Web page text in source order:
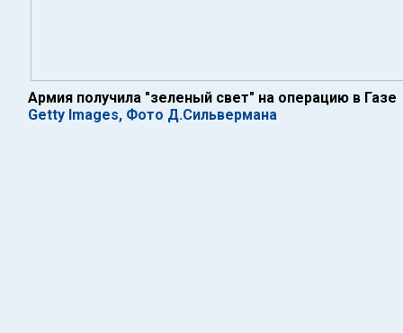
Армия получила "зеленый свет" на операцию в Газе
Getty Images, Фото Д.Сильвермана